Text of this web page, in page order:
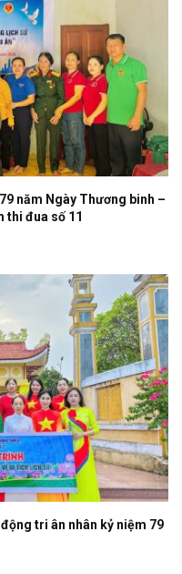
năm Ngày Thương binh –
thi đua số 11
tri ân nhân kỷ niệm 79